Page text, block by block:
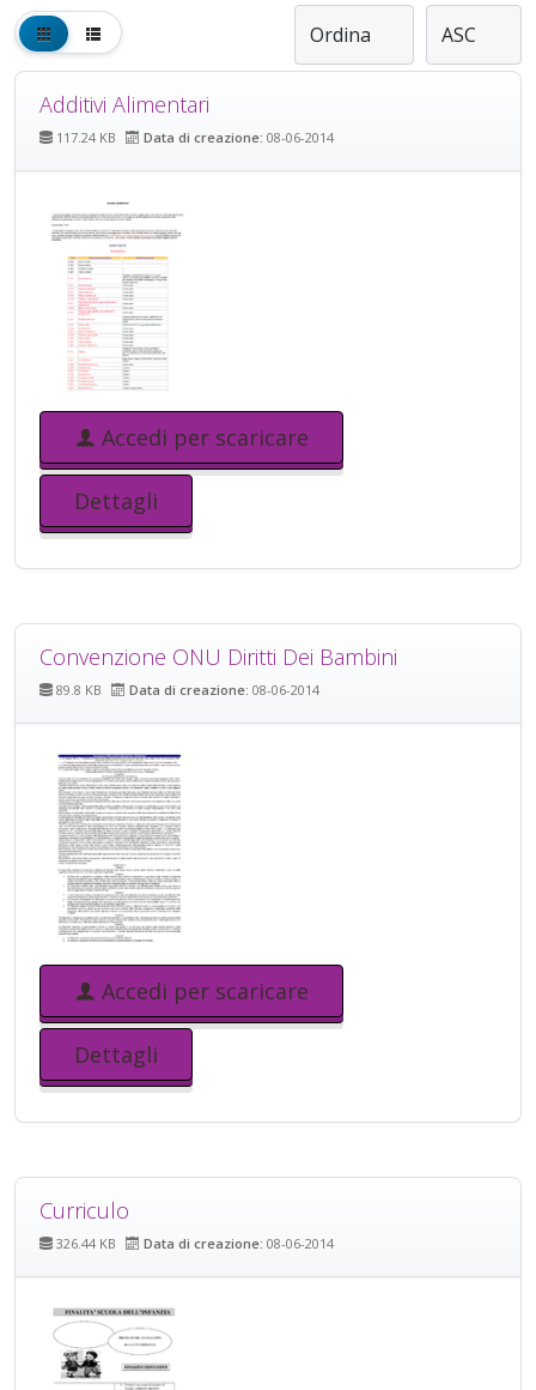
Additivi Alimentari
117.24 KB Data di creazione: 08-06-2014
Accedi per scaricare
Dettagli
Convenzione ONU Diritti Dei Bambini
89.8 KB Data di creazione: 08-06-2014
Accedi per scaricare
Dettagli
Curriculo
326.44 KB Data di creazione: 08-06-2014